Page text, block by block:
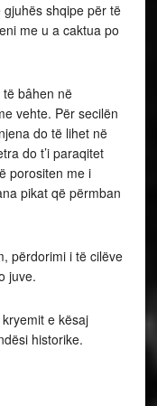
shqipe për të
me u a caktua po
bâhen në
vehte. Për secilën
do të lihet në
do t’i paraqitet
porositen me i
pikat që përmban
përdorimi i të cilëve
juve.
e kësaj
historike.